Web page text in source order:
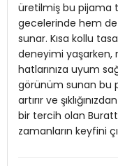
Kumaş Tipi:
Boy:Standart
Kalıp Bilgisi: Regular Fit
Yaş Grubu:Yetişkin
Menşei:Türkiye
3DE16572004.07
üretilmiş bu pijama
gecelerinde hem de
sunar. Kısa kollu
deneyimi yaşarken,
hatlarınıza uyum
görünüm sunan bu
artırır ve
bir tercih olan
zamanların keyfini